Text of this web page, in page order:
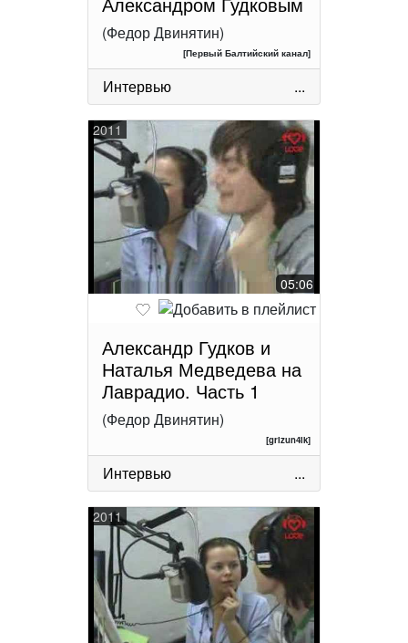
(Федор Двинятин)
[Первый Балтийский канал]
Интервью ...
2011
05:06
Александр Гудков и
Наталья Медведева на
Лаврадио. Часть 1
(Федор Двинятин)
[grizun4ik]
Интервью ...
2011